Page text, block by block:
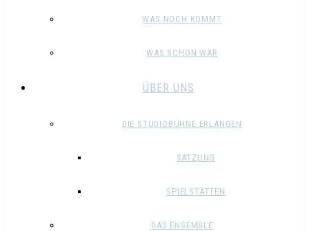
WAS NOCH KOMMT
WAS SCHON WAR
ÜBER UNS
DIE STUDIOBÜHNE ERLANGEN
SATZUNG
SPIELSTÄTTEN
DAS ENSEMBLE